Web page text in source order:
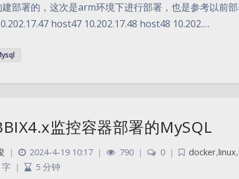
部署的，这次是arm环境下进行部署，也是参考以前
host47 10.202.17.48 host48 10.202.…
监控容器部署的MySQL
| 2024-4-19 10:17 | 790 | 0 | docker,linux,
字 | 5 分钟